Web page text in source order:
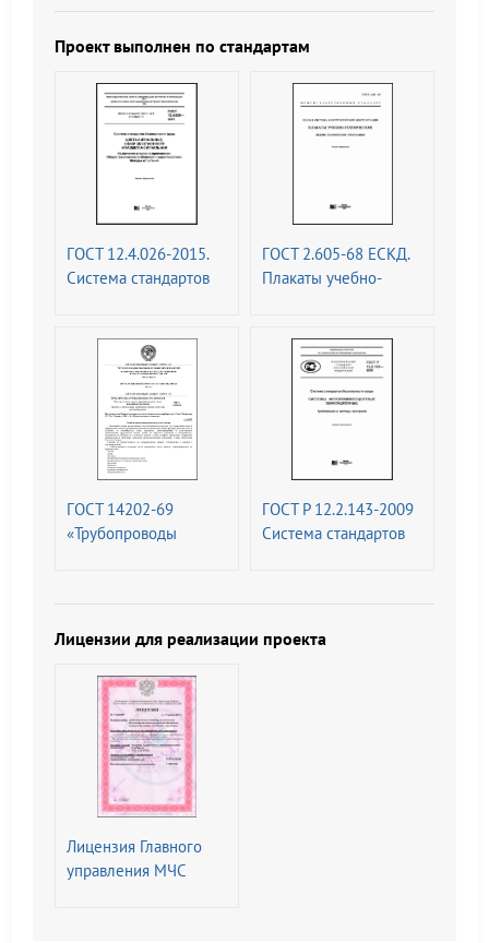
Назначение и правила
применения. Общие
технические
требования и
характеристики.
Методы испытаний
Проект выполнен по стандартам
ГОСТ 12.4.026-2015.
Система стандартов
знаки безопасности и
разметка сигнальная.
Назначение и правила
применения. Общие
технические
требования и
Методы испытаний
ГОСТ 2.605-68 ЕСКД.
Плакаты учебно-
требования (с
Изменениями N 1, 2)
ГОСТ 14202-69
«Трубопроводы
предупреждающие
знаки и
маркировочные
щитки
ГОСТ Р 12.2.143-2009
Система стандартов
Требования и методы
Лицензии для реализации проекта
Лицензия Главного
управления МЧС